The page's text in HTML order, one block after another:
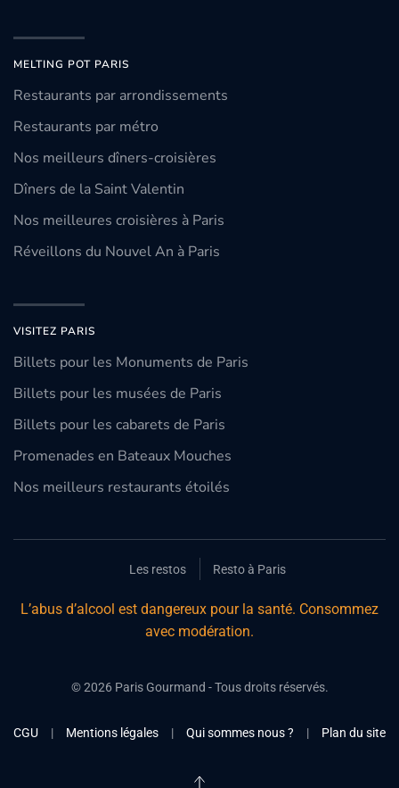
MELTING POT PARIS
Restaurants par arrondissements
Restaurants par métro
Nos meilleurs dîners-croisières
Dîners de la Saint Valentin
Nos meilleures croisières à Paris
Réveillons du Nouvel An à Paris
VISITEZ PARIS
Billets pour les Monuments de Paris
Billets pour les musées de Paris
Billets pour les cabarets de Paris
Promenades en Bateaux Mouches
Nos meilleurs restaurants étoilés
Les restos Resto à Paris
L’abus d’alcool est dangereux pour la santé. Consommez
avec modération.
©2026Paris Gourmand - Tous droits réservés.
CGU | Mentions légales | Qui sommes nous ? | Plan du site